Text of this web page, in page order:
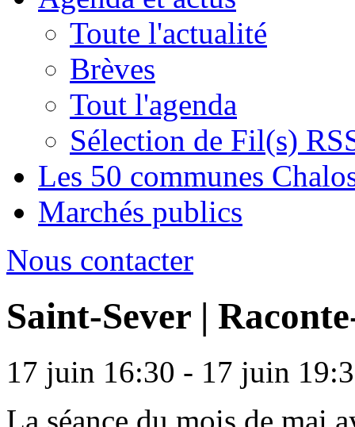
Toute l'actualité
Brèves
Tout l'agenda
Sélection de Fil(s)
Les 50 communes
Marchés publics
Nous contacter
Saint-Sever |
17 juin 16:30 - 17 juin